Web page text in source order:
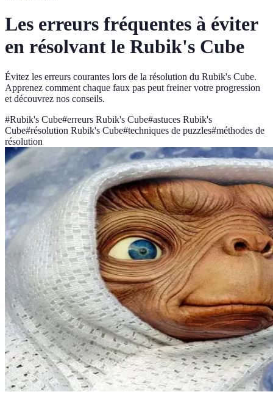
Les erreurs fréquentes à éviter
en résolvant le Rubik's Cube
Évitez les erreurs courantes lors de la résolution du Rubik's Cube.
Apprenez comment chaque faux pas peut freiner votre progression
et découvrez nos conseils.
#Rubik's Cube#erreurs Rubik's Cube#astuces Rubik's
Cube#résolution Rubik's Cube#techniques de puzzles#méthodes de
résolution